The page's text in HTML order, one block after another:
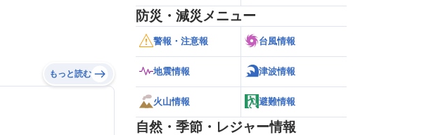
もっと読む
防災・減災メニュー
警報・注意報 台風情報
地震情報 津波情報
火山情報 避難情報
自然・季節・レジャー情報